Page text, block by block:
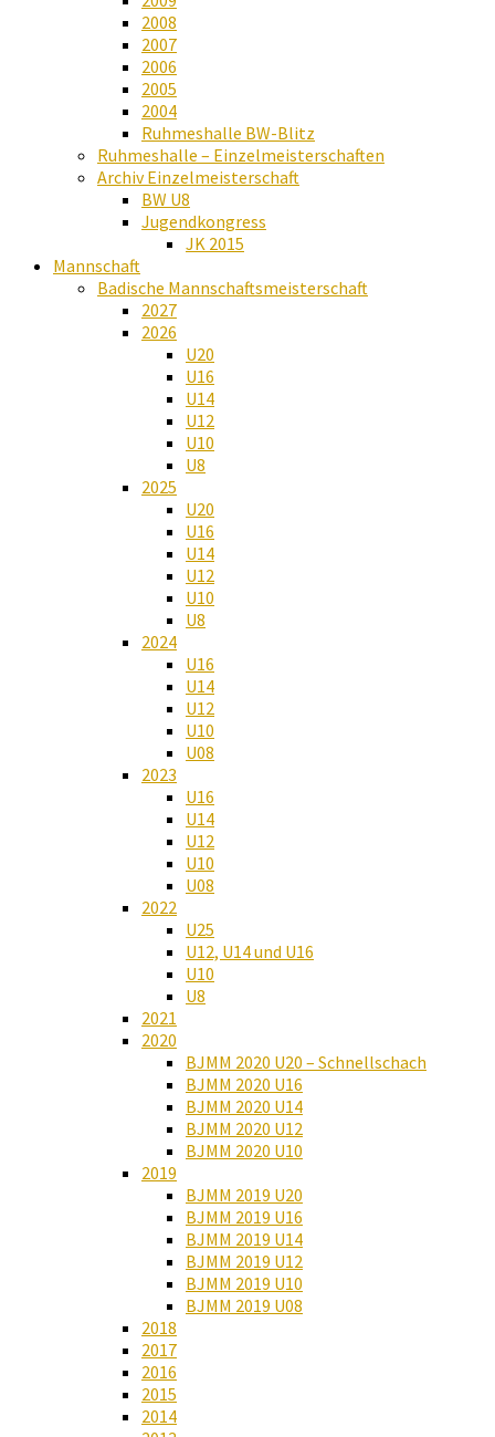
2008
2007
2006
2005
2004
Ruhmeshalle BW-Blitz
Ruhmeshalle – Einzelmeisterschaften
Archiv Einzelmeisterschaft
BW U8
Jugendkongress
JK 2015
Mannschaft
Badische Mannschaftsmeisterschaft
2027
2026
U20
U16
U14
U12
U10
U8
2025
U20
U16
U14
U12
U10
U8
2024
U16
U14
U12
U10
U08
2023
U16
U14
U12
U10
U08
2022
U25
U12, U14 und U16
U10
U8
2021
2020
BJMM 2020 U20 – Schnellschach
BJMM 2020 U16
BJMM 2020 U14
BJMM 2020 U12
BJMM 2020 U10
2019
BJMM 2019 U20
BJMM 2019 U16
BJMM 2019 U14
BJMM 2019 U12
BJMM 2019 U10
BJMM 2019 U08
2018
2017
2016
2015
2014